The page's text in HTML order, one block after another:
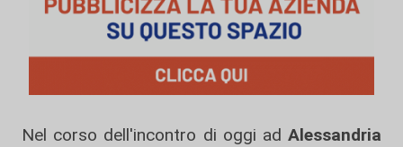
Nel corso dell'incontro di oggi ad Alessandria